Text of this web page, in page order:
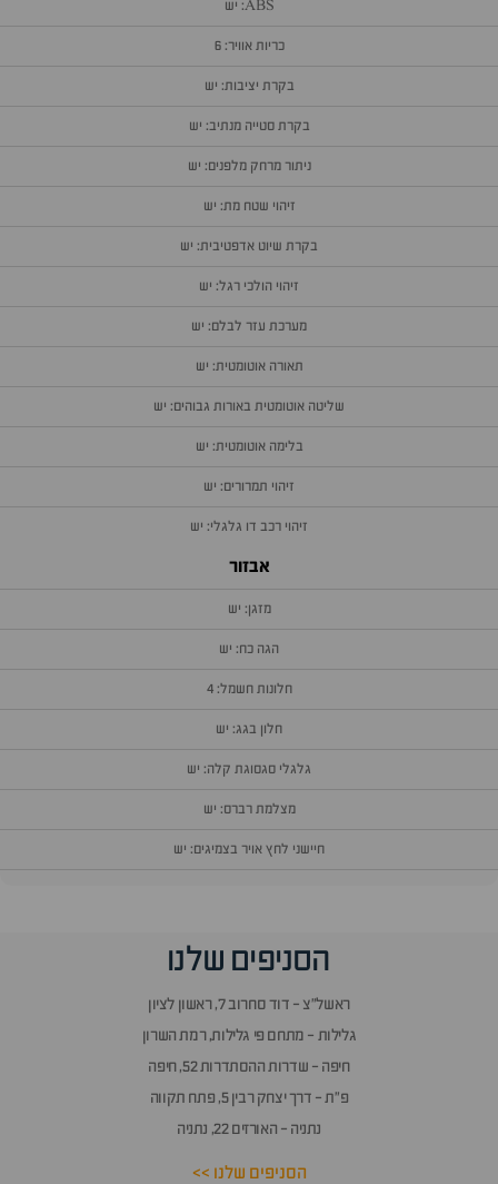
ABS: יש
כריות אוויר: 6
בקרת יציבות: יש
בקרת סטייה מנתיב: יש
ניתור מרחק מלפנים: יש
זיהוי שטח מת: יש
בקרת שיוט אדפטיבית: יש
זיהוי הולכי רגל: יש
מערכת עזר לבלם: יש
תאורה אוטומטית: יש
שליטה אוטומטית באורות גבוהים: יש
בלימה אוטומטית: יש
זיהוי תמרורים: יש
זיהוי רכב דו גלגלי: יש
אבזור
מזגן: יש
הגה כח: יש
חלונות חשמל: 4
חלון בגג: יש
גלגלי סגסוגת קלה: יש
מצלמת רברס: יש
חיישני לחץ אויר בצמיגים: יש
הסניפים שלנו
ראשל״צ - דוד סחרוב 7, ראשון לציון
גלילות - מתחם פי גלילות, רמת השרון
חיפה - שדרות ההסתדרות 52, חיפה
פ״ת - דרך יצחק רבין 5, פתח תקווה
נתניה - האורזים 22, נתניה
הסניפים שלנו >>